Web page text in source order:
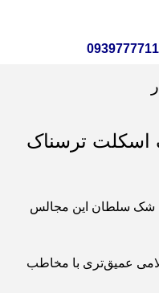
اسکلت ترسناک
شک سلطان این مجالس
عمیق‌تری با مخاطب